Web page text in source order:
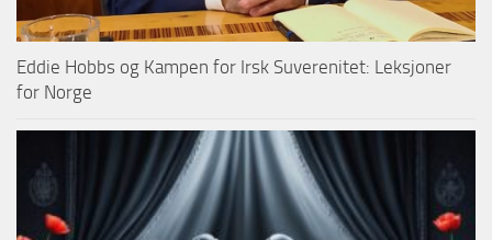
Eddie Hobbs og Kampen for Irsk Suverenitet: Leksjoner
for Norge